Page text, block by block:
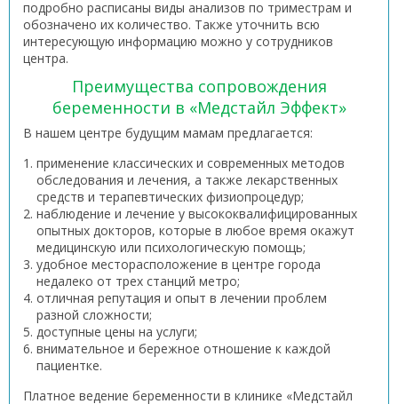
подробно расписаны виды анализов по триместрам и
обозначено их количество. Также уточнить всю
интересующую информацию можно у сотрудников
центра.
Преимущества сопровождения
беременности в «Медстайл Эффект»
В нашем центре будущим мамам предлагается:
применение классических и современных методов
обследования и лечения, а также лекарственных
средств и терапевтических физиопроцедур;
наблюдение и лечение у высококвалифицированных
опытных докторов, которые в любое время окажут
медицинскую или психологическую помощь;
удобное месторасположение в центре города
недалеко от трех станций метро;
отличная репутация и опыт в лечении проблем
разной сложности;
доступные цены на услуги;
внимательное и бережное отношение к каждой
пациентке.
Платное ведение беременности в клинике «Медстайл